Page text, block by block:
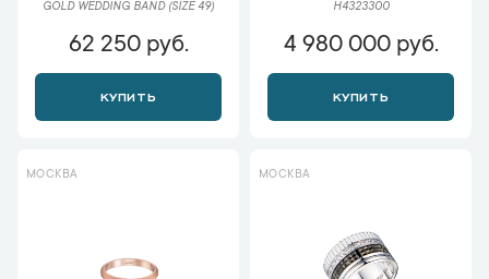
GOLD WEDDING BAND (SIZE 49)
62 250 руб.
КУПИТЬ
H4323300
4 980 000 руб.
КУПИТЬ
МОСКВА МОСКВА